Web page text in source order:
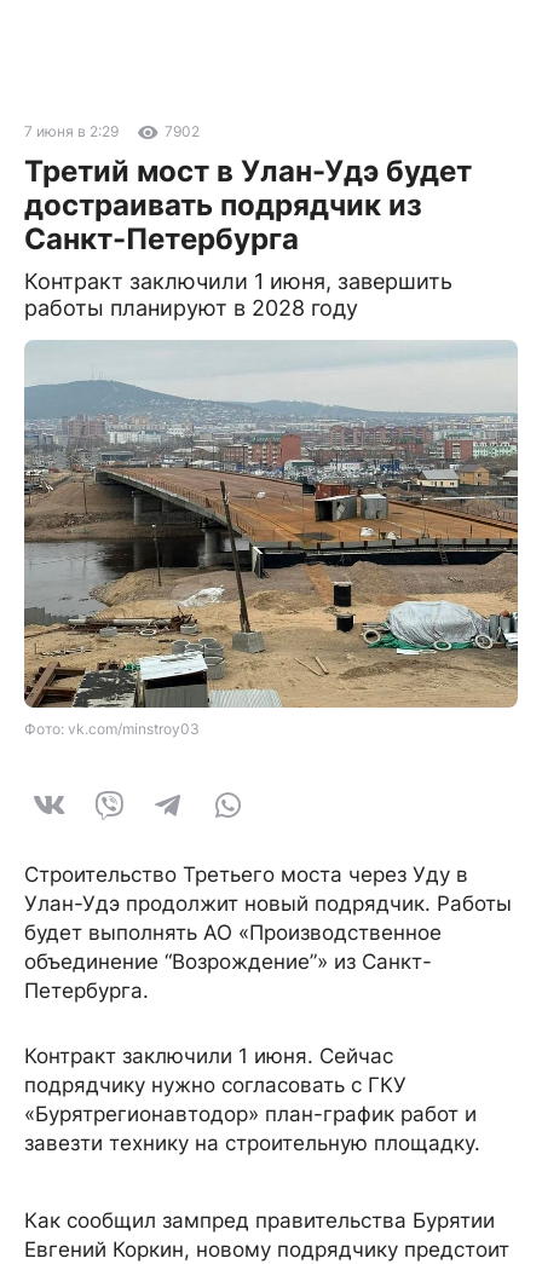
7 июня в 2:29 7902
Третий мост в Улан-Удэ будет
достраивать подрядчик из
Санкт-Петербурга
Контракт заключили 1 июня, завершить
работы планируют в 2028 году
Фото: vk.com/minstroy03
Строительство Третьего моста через Уду в
Улан-Удэ продолжит новый подрядчик. Работы
будет выполнять АО «Производственное
объединение “Возрождение”» из Санкт-
Петербурга.
Контракт заключили 1 июня. Сейчас
подрядчику нужно согласовать с ГКУ
«Бурятрегионавтодор» план-график работ и
завезти технику на строительную площадку.
Как сообщил зампред правительства Бурятии
Евгений Коркин, новому подрядчику предстоит